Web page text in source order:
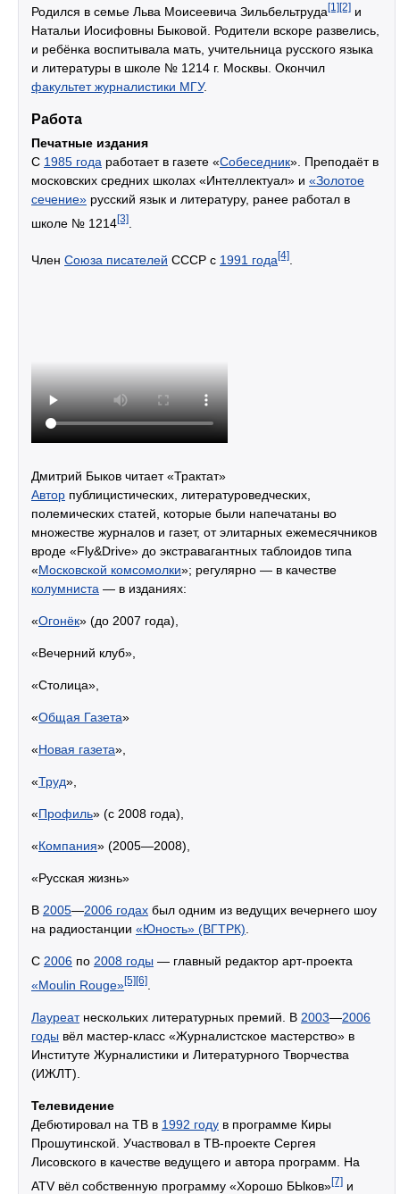
Родился в семье Льва Моисеевича Зильбельтруда[1][2] и
Натальи Иосифовны Быковой. Родители вскоре развелись,
и ребёнка воспитывала мать, учительница русского языка
и литературы в школе № 1214 г. Москвы. Окончил
факультет журналистики МГУ.
Работа
Печатные издания
С 1985 года работает в газете «Собеседник». Преподаёт в
московских средних школах «Интеллектуал» и «Золотое
сечение» русский язык и литературу, ранее работал в
школе № 1214[3]
Член Союза писателей СССР с 1991 года [4]
Дмитрий Быков читает «Трактат»
Автор публицистических, литературоведческих,
полемических статей, которые были напечатаны во
множестве журналов и газет, от элитарных ежемесячников
вроде «Fly&Drive» до экстравагантных таблоидов типа
«Московской комсомолки»; регулярно — в качестве
колумниста — в изданиях:
«Огонёк» (до 2007 года),
«Вечерний клуб»,
«Столица»,
«Общая Газета»
«Новая газета»,
«Труд»,
«Профиль» (с 2008 года),
«Компания» (2005—2008),
«Русская жизнь»
В 2005—2006 годах был одним из ведущих вечернего шоу
на радиостанции «Юность» (ВГТРК)
С 2006 по 2008 годы — главный редактор арт-проекта
«Moulin Rouge»[5][6]
Лауреатнескольких литературных премий. В 2003—2006
годы вёл мастер-класс «Журналистское мастерство» в
Институте Журналистики и Литературного Творчества
(ИЖЛТ).
Телевидение
Дебютировал на ТВ в 1992 году в программе Киры
Прошутинской. Участвовал в ТВ-проекте Сергея
Лисовского в качестве ведущего и автора программ. На
ATV вёл собственную программу «Хорошо БЫков»[7] и